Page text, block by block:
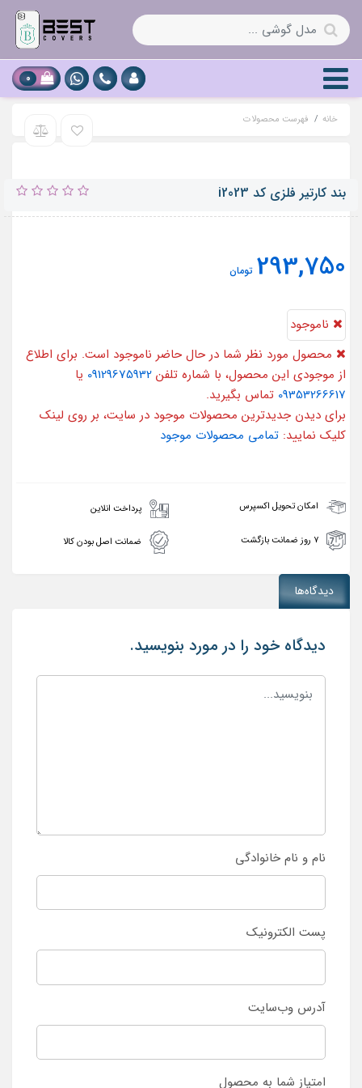
0
خانه فهرست محصولات
بند کارتیر فلزی کد i2023
293,750 تومان
ناموجود
محصول مورد نظر شما در حال حاضر ناموجود است. برای اطلاع
از موجودی این محصول، با شماره تلفن 09129675932 یا
09353266617 تماس بگیرید.
برای دیدن جدیدترین محصولات موجود در سایت، بر روی لینک
کلیک نمایید: تمامی محصولات موجود
امکان تحویل اکسپرس پرداخت انلاین
۷ روز ضمانت بازگشت ضمانت اصل بودن کالا
دیدگاه‌ها
دیدگاه خود را در مورد بنویسید.
نام و نام خانوادگی
پست الکترونیک
آدرس وب‌سایت
امتیاز شما به محصول